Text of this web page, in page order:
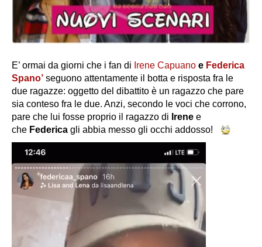
E’ ormai da giorni che i fan di Irene Capuano e Federica
Spano’ seguono attentamente il botta e risposta fra le
due ragazze: oggetto del dibattito è un ragazzo che pare
sia conteso fra le due. Anzi, secondo le voci che corrono,
pare che lui fosse proprio il ragazzo di Irene e
che Federica gli abbia messo gli occhi addosso!